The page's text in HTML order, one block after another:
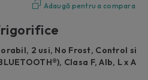
Adaugă pentru a compara
2 usi, No Frost, Control si
Clasa F, Alb, L x A